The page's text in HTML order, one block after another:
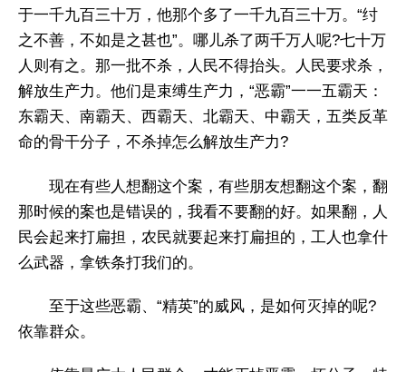
于一千九百三十万，他那个多了一千九百三十万。“纣
之不善，不如是之甚也”。哪儿杀了两千万人呢?七十万
人则有之。那一批不杀，人民不得抬头。人民要求杀，
解放生产力。他们是束缚生产力，“恶霸”一一五霸天：
东霸天、南霸天、西霸天、北霸天、中霸天，五类反革
命的骨干分子，不杀掉怎么解放生产力?
现在有些人想翻这个案，有些朋友想翻这个案，翻
那时候的案也是错误的，我看不要翻的好。如果翻，人
民会起来打扁担，农民就要起来打扁担的，工人也拿什
么武器，拿铁条打我们的。
至于这些恶霸、“精英”的威风，是如何灭掉的呢?
依靠群众。